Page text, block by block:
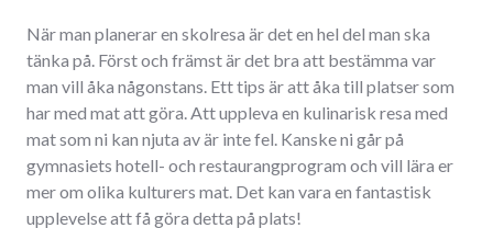
När man planerar en skolresa är det en hel del man ska
tänka på. Först och främst är det bra att bestämma var
man vill åka någonstans. Ett tips är att åka till platser som
har med mat att göra. Att uppleva en kulinarisk resa med
mat som ni kan njuta av är inte fel. Kanske ni går på
gymnasiets hotell- och restaurangprogram och vill lära er
mer om olika kulturers mat. Det kan vara en fantastisk
upplevelse att få göra detta på plats!